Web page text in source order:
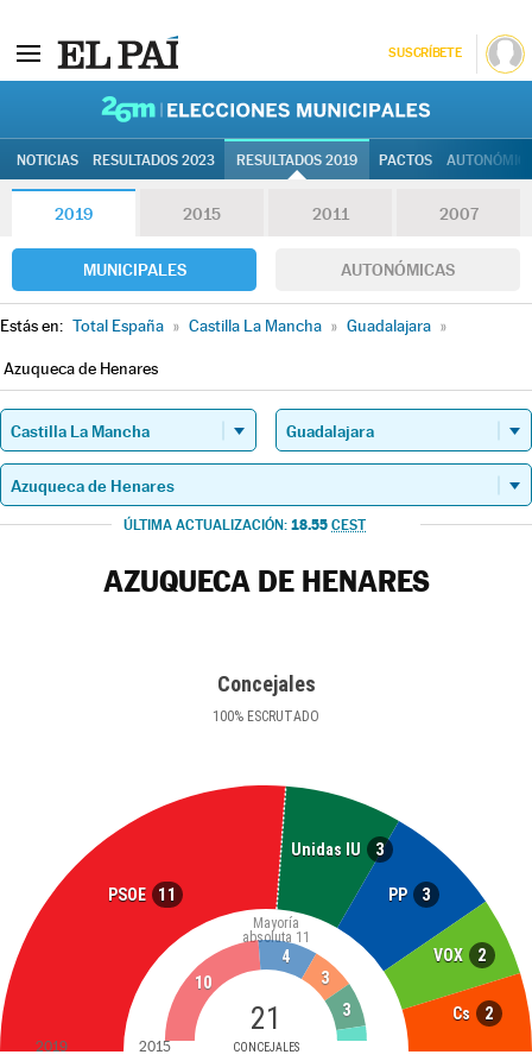
SUSCRÍBETE
NOTICIAS RESULTADOS 2023 RESULTADOS 2019 PACTOS
2019 2015 2011 2007
MUNICIPALES AUTONÓMICAS
Estás en: Total España » Castilla La Mancha » Guadalajara »
Azuqueca de Henares
ÚLTIMA ACTUALIZACIÓN: 18.55 CEST
AZUQUECA DE HENARES
Concejales
100% ESCRUTADO
PSOE 11
Unidas IU 3
PP 3
VOX 2
Cs 2
21
CONCEJALES
Mayoría
absoluta 11
10
4
3
3
2019 2015